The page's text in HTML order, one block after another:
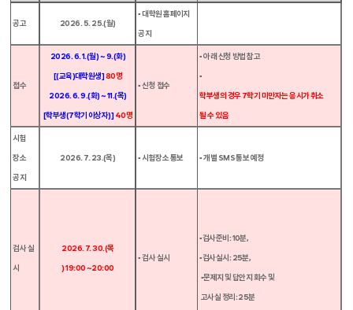
공고 2026. 5. 25.(월)
▪ 대학원 홈페이지
공지
접수
2026. 6. 1.(월) ~ 9.(화)
[(교육)대학원생]80명
2026. 6. 9.(화) ~ 11.(목)
[학부생(7학기 이상자)]40명
▪ 신청 접수
▪ 아래 신청 방법 참고
▪
학부생의 경우7학기 미만자는 응시가 취소
될 수 있음
시험
장소
공지
2026. 7. 23.(목) ▪ 시험장소 통보 ▪개별 SMS통보 예정
검사 실
시
2026. 7. 30.(목
) 19:00 ~20:00
▪ 검사 실시
▪검사준비 : 10분,
▪검사실시 : 25분,
▪문제지 및 답안지 회수 및
고사실 정리 : 25분